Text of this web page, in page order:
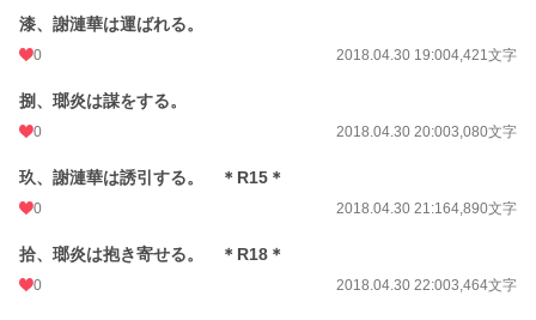
漆、謝漣華は運ばれる。
0 2018.04.30 19:004,421文字
捌、瑯炎は謀をする。
0 2018.04.30 20:003,080文字
玖、謝漣華は誘引する。 ＊R15＊
0 2018.04.30 21:164,890文字
拾、瑯炎は抱き寄せる。 ＊R18＊
0 2018.04.30 22:003,464文字